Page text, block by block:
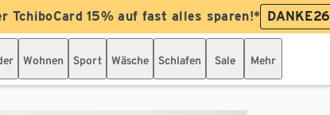
TchiboCard 15% auf fast alles sparen!* DANKE26
Wohnen Sport Wäsche Schlafen Sale Mehr